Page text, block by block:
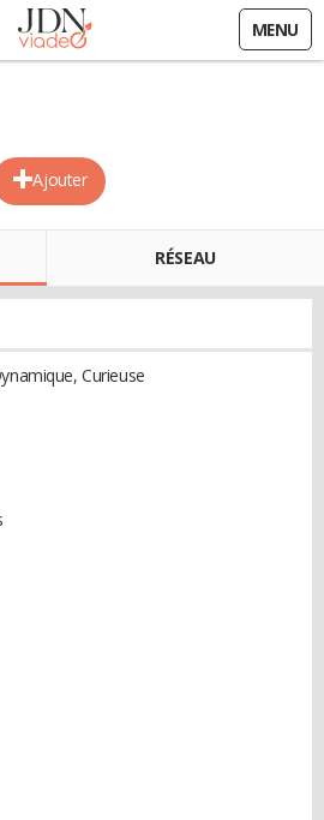
MENU
Ajouter
RÉSEAU
Curieuse